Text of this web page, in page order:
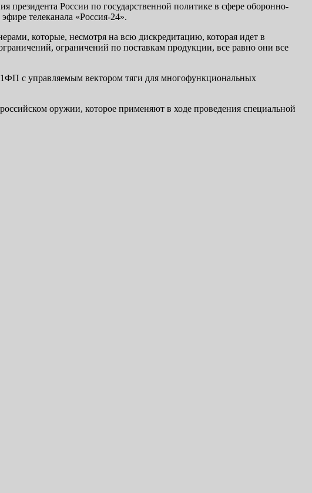
президента России по государственной политике в сфере оборонно-
телеканала «Россия-24».
которые, несмотря на всю дискредитацию, которая идет в
ограничений по поставкам продукции, все равно они все
с управляемым вектором тяги для многофункциональных
оружии, которое применяют в ходе проведения специальной